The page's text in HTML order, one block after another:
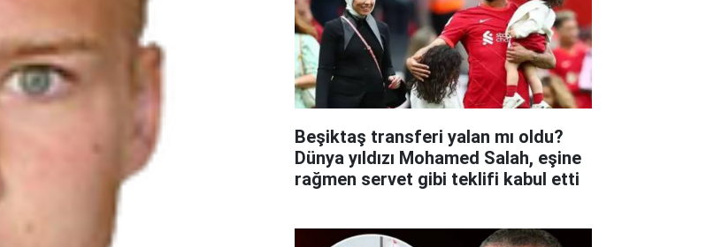
Beşiktaş transferi yalan mı oldu?
Dünya yıldızı Mohamed Salah, eşine
rağmen servet gibi teklifi kabul etti